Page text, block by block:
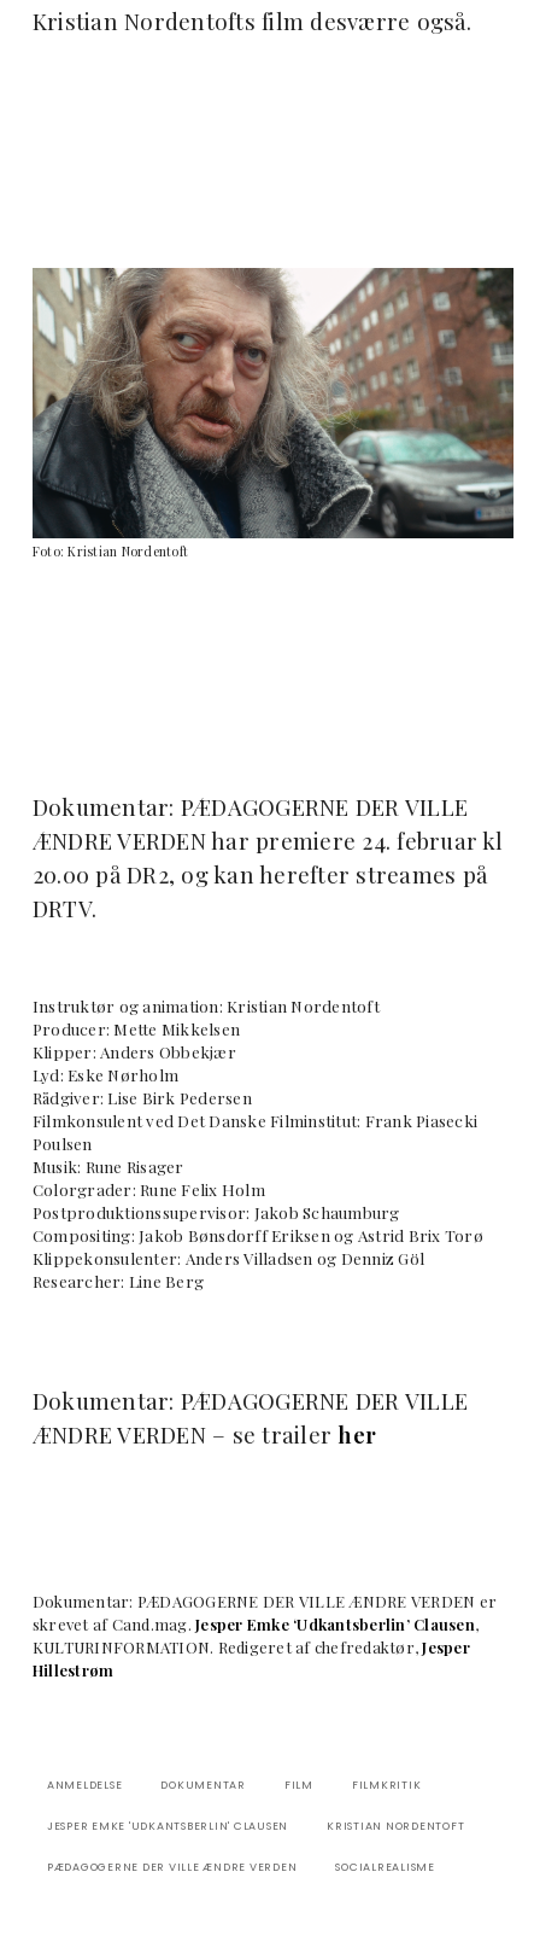
Kristian Nordentofts film desværre også.
Foto: Kristian Nordentoft
Dokumentar: PÆDAGOGERNE DER VILLE
ÆNDRE VERDEN har premiere 24. februar kl
20.00 på DR2, og kan herefter streames på
DRTV.
Instruktør og animation: Kristian Nordentoft
Producer: Mette Mikkelsen
Klipper: Anders Obbekjær
Lyd: Eske Nørholm
Rådgiver: Lise Birk Pedersen
Filmkonsulent ved Det Danske Filminstitut: Frank Piasecki
Poulsen
Musik: Rune Risager
Colorgrader: Rune Felix Holm
Postproduktionssupervisor: Jakob Schaumburg
Compositing: Jakob Bønsdorff Eriksen og Astrid Brix Torø
Klippekonsulenter: Anders Villadsen og Denniz Göl
Researcher: Line Berg
Dokumentar: PÆDAGOGERNE DER VILLE
ÆNDRE VERDEN – se trailerher
Dokumentar: PÆDAGOGERNE DER VILLE ÆNDRE VERDEN er
skrevet af Cand.mag.Jesper Emke ‘Udkantsberlin’ Clausen,
KULTURINFORMATION. Redigeret af chefredaktør,Jesper
Hillestrøm
ANMELDELSE DOKUMENTAR FILM FILMKRITIK
JESPER EMKE 'UDKANTSBERLIN' CLAUSEN KRISTIAN NORDENTOFT
PÆDAGOGERNE DER VILLE ÆNDRE VERDEN SOCIALREALISME